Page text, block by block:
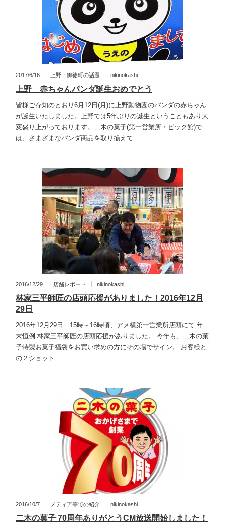
2017/6/16 上野・御徒町の話題 nikinokashi
上野 赤ちゃんパンダ誕生おめでとう
皆様ご存知のとおり6月12日(月)に上野動物園のパンダの赤ちゃん
が誕生いたしました。上野では5年ぶりの誕生ということもあり大
変盛り上がっております。二木の菓子(第一営業所・ビック館)で
は、さまざまなパンダ商品を取り揃えて…
2016/12/29 店舗レポート nikinokashi
林家三平師匠の店頭応援がありました！2016年12月
29日
2016年12月29日 15時～16時頃、アメ横第一営業所店頭にて 年
末恒例 林家三平師匠の店頭応援がありました。 今年も、二木の菓
子特製お菓子福袋をお買い求めの方にその場でサイン。 お客様と
の２ショット…
2016/10/7 メディア等での紹介 nikinokashi
二木の菓子 70周年ありがとうCM放送開始しました！